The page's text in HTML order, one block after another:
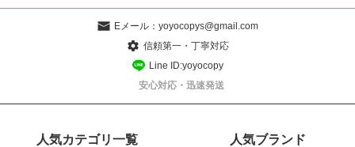
Eメール： yoyocopys@gmail.com
信頼第一・丁寧対応
Line ID:yoyocopy
安心対応・迅速発送
人気カテゴリ一覧 人気ブランド